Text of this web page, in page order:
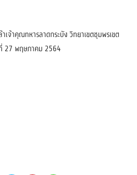
เจ้าคุณทหารลาดกระบัง วิทยาเขตชุมพรเขต
27 พฤษภาคม 2564